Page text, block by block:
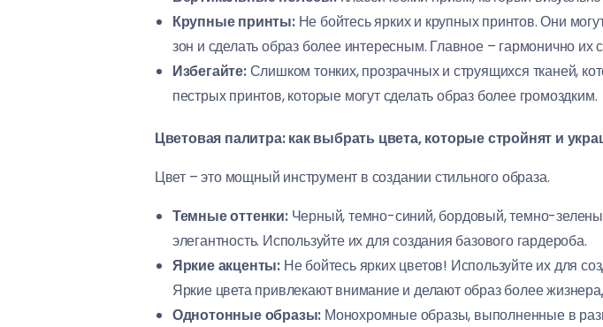
Крупные принты:Не бойтесь ярких и крупных принтов. Они
зон и сделать образ более интересным. Главное – гармонично их
Избегайте:Слишком тонких, прозрачных и струящихся тканей,
пестрых принтов, которые могут сделать образ более громоздким.
Цветовая палитра: как выбрать цвета, которые стройнят и
Цвет – это мощный инструмент в создании стильного образа.
Темные оттенки:Черный, темно-синий, бордовый, темно-
элегантность. Используйте их для создания базового гардероба.
Яркие акценты:Не бойтесь ярких цветов! Используйте их для
Яркие цвета привлекают внимание и делают образ более
Однотонные образы: Монохромные образы, выполненные в